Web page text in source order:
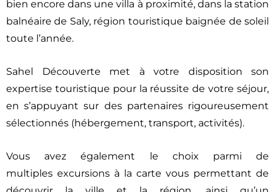
bien encore dans une villa à proximité, dans la station
balnéaire de Saly, région touristique baignée de soleil
toute l’année.
Sahel Découverte met à votre disposition son
expertise touristique pour la réussite de votre séjour,
en s’appuyant sur des partenaires rigoureusement
sélectionnés (hébergement, transport, activités).
Vous avez également le choix parmi de
multiples excursions à la carte vous permettant de